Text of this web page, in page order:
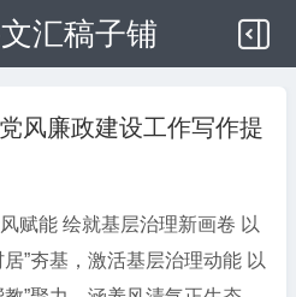
汇稿子铺
风廉政建设工作写作提
赋能 绘就基层治理新画卷 以
”夯基，激活基层治理动能 以